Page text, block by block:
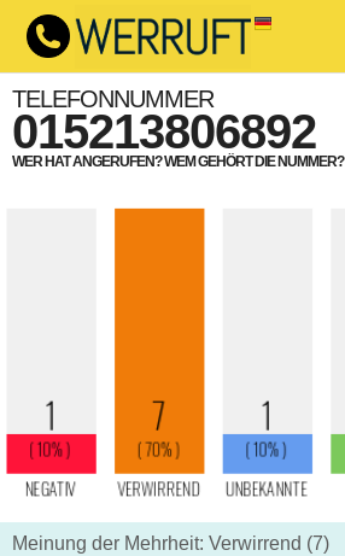
TELEFONNUMMER
015213806892
WER HAT ANGERUFEN? WEM GEHÖRT DIE NUMMER?
Meinung der Mehrheit: Verwirrend (7)